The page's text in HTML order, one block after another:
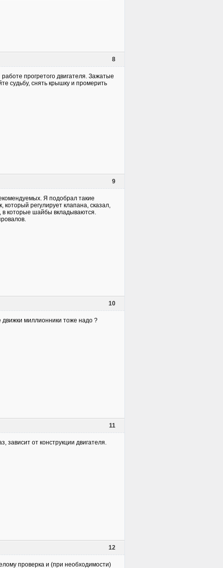
8
прогретого двигателя. Зажатые
судьбу, снять крышку и промерить
9
Я подобрал такие
регулирует клапана, сказал,
которые шайбы вкладываются.
10
движки миллионники тоже надо ?
11
зависит от конструкции двигателя.
12
проверка и (при необходимости)